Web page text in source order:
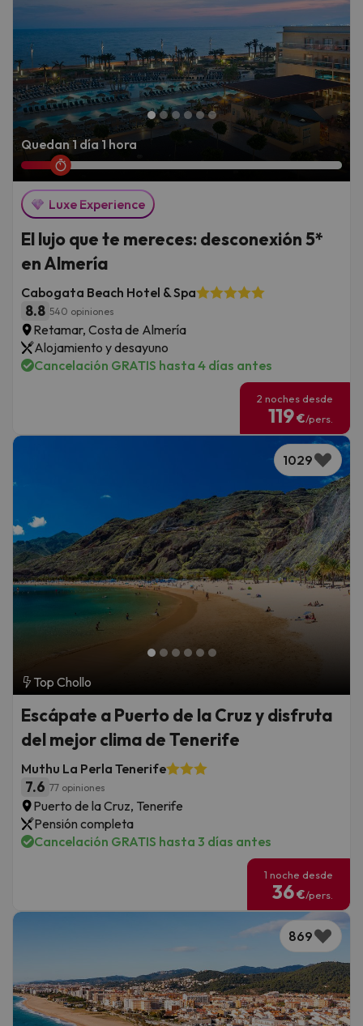
Quedan 1 día 1 hora
Luxe Experience
El lujo que te mereces: desconexión 5*
en Almería
Cabogata Beach Hotel & Spa
8.8 540 opiniones
Retamar, Costa de Almería
Alojamiento y desayuno
Cancelación GRATIS hasta 4 días antes
2 noches desde
119€/pers.
Top Chollo
1029
Escápate a Puerto de la Cruz y disfruta
del mejor clima de Tenerife
Muthu La Perla Tenerife
7.6 77 opiniones
Puerto de la Cruz, Tenerife
Pensión completa
Cancelación GRATIS hasta 3 días antes
1 noche desde
36€/pers.
869